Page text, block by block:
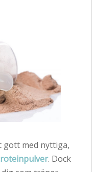
gott med nyttiga,
. Dock